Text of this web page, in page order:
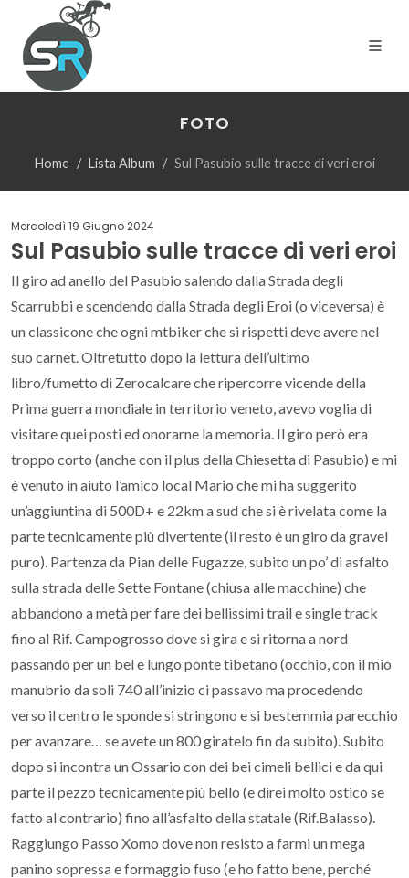
FOTO
Home Lista Album Sul Pasubio sulle tracce di veri eroi
Mercoledì 19 Giugno 2024
Sul Pasubio sulle tracce di veri eroi
Il giro ad anello del Pasubio salendo dalla Strada degli
Scarrubbi e scendendo dalla Strada degli Eroi (o viceversa) è
un classicone che ogni mtbiker che si rispetti deve avere nel
suo carnet. Oltretutto dopo la lettura dell’ultimo
libro/fumetto di Zerocalcare che ripercorre vicende della
Prima guerra mondiale in territorio veneto, avevo voglia di
visitare quei posti ed onorarne la memoria. Il giro però era
troppo corto (anche con il plus della Chiesetta di Pasubio) e mi
è venuto in aiuto l’amico local Mario che mi ha suggerito
un’aggiuntina di 500D+ e 22km a sud che si è rivelata come la
parte tecnicamente più divertente (il resto è un giro da gravel
puro). Partenza da Pian delle Fugazze, subito un po’ di asfalto
sulla strada delle Sette Fontane (chiusa alle macchine) che
abbandono a metà per fare dei bellissimi trail e single track
fino al Rif. Campogrosso dove si gira e si ritorna a nord
passando per un bel e lungo ponte tibetano (occhio, con il mio
manubrio da soli 740 all’inizio ci passavo ma procedendo
verso il centro le sponde si stringono e si bestemmia parecchio
per avanzare… se avete un 800 giratelo fin da subito). Subito
dopo si incontra un Ossario con dei bei cimeli bellici e da qui
parte il pezzo tecnicamente più bello (e direi molto ostico se
fatto al contrario) fino all’asfalto della statale (Rif.Balasso).
Raggiungo Passo Xomo dove non resisto a farmi un mega
panino sopressa e formaggio fuso (e ho fatto bene, perché